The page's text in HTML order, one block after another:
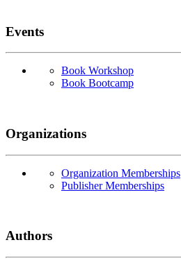
Events
Book Workshop
Book Bootcamp
Organizations
Organization Memberships
Publisher Memberships
Authors